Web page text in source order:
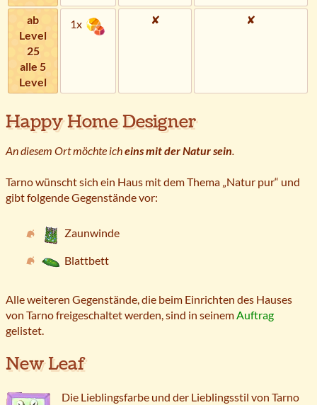
ab
Level
25
alle 5
Level
1x ✘ ✘
Happy Home Designer
An diesem Ort möchte icheins mit der Natur sein
Tarno wünscht sich ein Haus mit dem Thema „Natur pur“ und
gibt folgende Gegenstände vor:
Zaunwinde
Blattbett
Alle weiteren Gegenstände, die beim Einrichten des Hauses
von Tarno freigeschaltet werden, sind in seinem Auftrag
gelistet.
New Leaf
Die Lieblingsfarbe und der Lieblingsstil von Tarno